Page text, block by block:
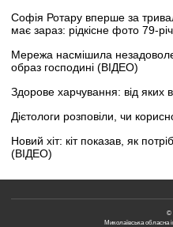
Софія Ротару вперше за
має зараз: рідкісне фото 79-
Мережа насмішила
образ господині (ВІДЕО)
Здорове харчування: від яких
Дієтологи розповіли, чи
Новий хіт: кіт показав, як
(ВІДЕО)
©
Миколаївська обласна